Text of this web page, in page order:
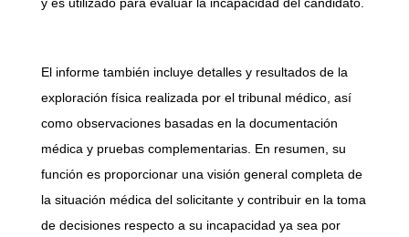
El informe también incluye detalles y resultados de la
exploración física realizada por el tribunal médico, así
como observaciones basadas en la documentación
médica y pruebas complementarias. En resumen, su
función es proporcionar una visión general completa de
la situación médica del solicitante y contribuir en la toma
de decisiones respecto a su incapacidad ya sea por